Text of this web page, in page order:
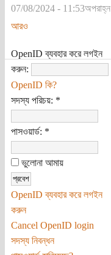
07/08/2024 - 11:53অপরাহ্ন
আরও
OpenID ব্যবহার করে লগইন
করুন:
OpenID কি?
সদস্য পরিচয়: *
পাসওয়ার্ড: *
ভুলোনা আমায়
OpenID ব্যবহার করে লগইন
করুন
Cancel OpenID login
সদস্য নিবন্ধন